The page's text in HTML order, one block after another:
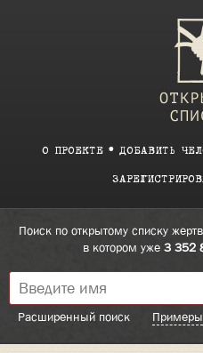
О ПРОЕКТЕ ДОБАВИТЬ
Поиск по открытому списку
в котором уже 3 352
Расширенный поиск Примеры